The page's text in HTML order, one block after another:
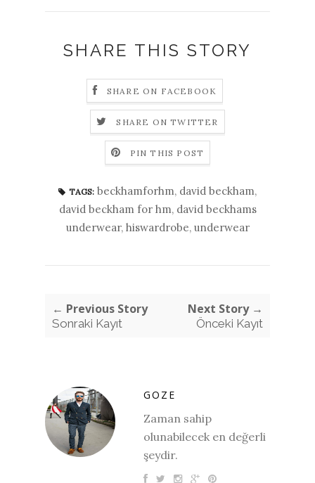
SHARE THIS STORY
SHARE ON FACEBOOK
SHARE ON TWITTER
PIN THIS POST
TAGS: beckhamforhm, david beckham,
david beckham for hm, david beckhams
underwear, hiswardrobe, underwear
← Previous Story
Sonraki Kayıt
Next Story →
Önceki Kayıt
GOZE
Zaman sahip
olunabilecek en değerli
şeydir.